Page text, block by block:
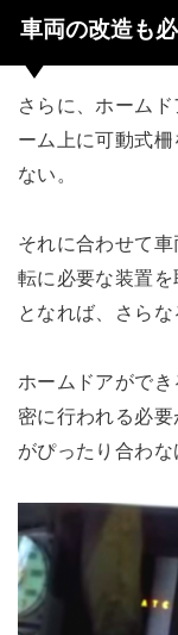
車両の改造も
さらに、ホーム
ーム上に可動式
ない。
それに合わせて
転に必要な装置
となれば、さら
ホームドアがで
密に行われる必
がぴったり合わな